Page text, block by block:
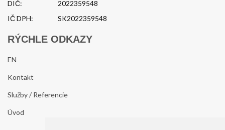
DIČ:
2022359548
IČ DPH:
SK2022359548
RÝCHLE ODKAZY
EN
Kontakt
Služby / Referencie
Úvod